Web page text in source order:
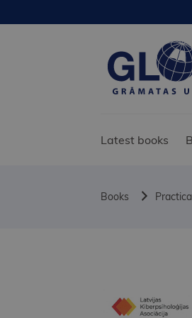
Latest books
Books